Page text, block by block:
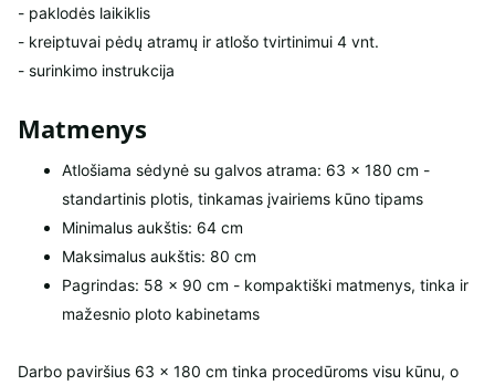
- paklodės laikiklis
- kreiptuvai pėdų atramų ir atlošo tvirtinimui 4 vnt.
- surinkimo instrukcija
Matmenys
Atlošiama sėdynė su galvos atrama: 63 × 180 cm -
standartinis plotis, tinkamas įvairiems kūno tipams
Minimalus aukštis: 64 cm
Maksimalus aukštis: 80 cm
Pagrindas: 58 × 90 cm - kompaktiški matmenys, tinka ir
mažesnio ploto kabinetams
Darbo paviršius 63 × 180 cm tinka procedūroms visu kūnu, o